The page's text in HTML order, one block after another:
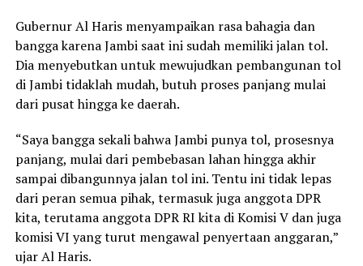
Gubernur Al Haris menyampaikan rasa bahagia dan
bangga karena Jambi saat ini sudah memiliki jalan tol.
Dia menyebutkan untuk mewujudkan pembangunan tol
di Jambi tidaklah mudah, butuh proses panjang mulai
dari pusat hingga ke daerah.
“Saya bangga sekali bahwa Jambi punya tol, prosesnya
panjang, mulai dari pembebasan lahan hingga akhir
sampai dibangunnya jalan tol ini. Tentu ini tidak lepas
dari peran semua pihak, termasuk juga anggota DPR
kita, terutama anggota DPR RI kita di Komisi V dan juga
komisi VI yang turut mengawal penyertaan anggaran,”
ujar Al Haris.